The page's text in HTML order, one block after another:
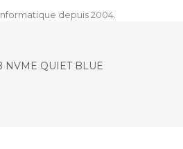
depuis 2004.
NVME QUIET BLUE